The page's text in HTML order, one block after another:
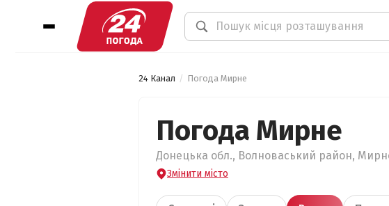
24 Канал Погода Мирне
Погода Мирне
Донецька обл., Волноваський район,
Змінити місто